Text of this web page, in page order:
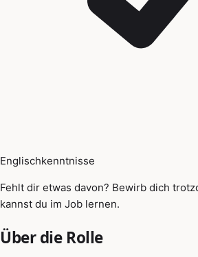
Englischkenntnisse
Fehlt dir etwas davon? Bewirb dich
kannst du im Job lernen.
Über die Rolle